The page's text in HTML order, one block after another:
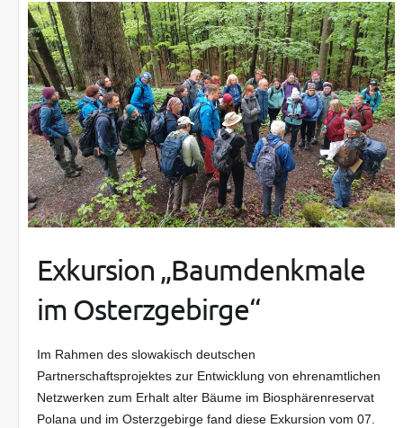
Exkursion „Baumdenkmale
im Osterzgebirge“
Im Rahmen des slowakisch deutschen
Partnerschaftsprojektes zur Entwicklung von ehrenamtlichen
Netzwerken zum Erhalt alter Bäume im Biosphärenreservat
Polana und im Osterzgebirge fand diese Exkursion vom 07.